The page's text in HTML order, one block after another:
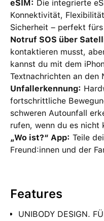
eSIM: Die integrierte
Konnektivität,
Sicherheit – perfekt fürs
Notruf SOS über
kontaktieren musst,
kannst du mit dem
Textnachrichten an den
Unfallerkennung:
fortschrittliche
schweren Autounfall
rufen, wenn du es nicht
„Wo ist?“ App: Teile
Freund:innen und der
Features
UNIBODY DESIGN.